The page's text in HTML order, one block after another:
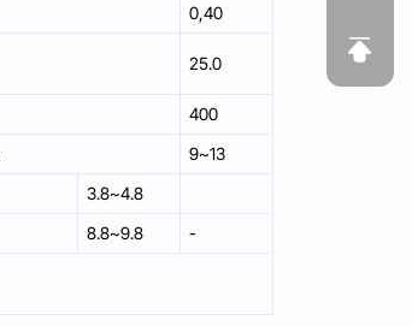
0,40
25.0
400
9~13
3.8~4.8
8.8~9.8
-